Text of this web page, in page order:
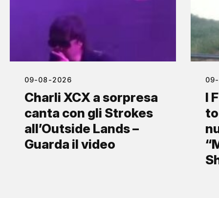
09-08-2026
Charli XCX a sorpresa
canta con gli Strokes
all’Outside Lands –
Guarda il video
I